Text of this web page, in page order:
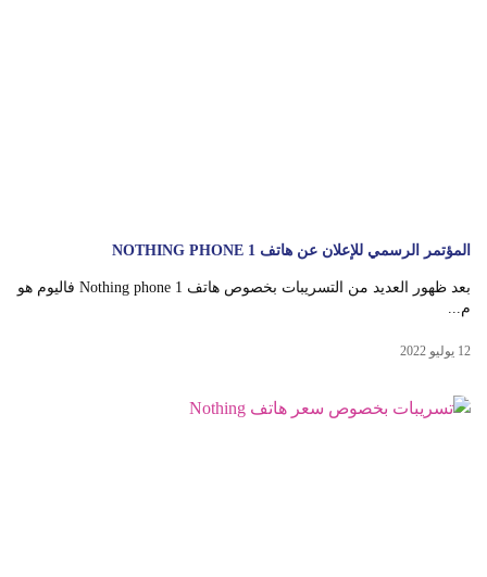
المؤتمر الرسمي للإعلان عن هاتف NOTHING PHONE 1
بعد ظهور العديد من التسريبات بخصوص هاتف Nothing phone 1 فاليوم هو
م...
12 يوليو 2022